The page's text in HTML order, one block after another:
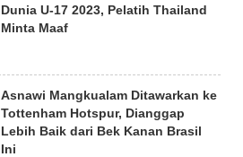
Dunia U-17 2023, Pelatih Thailand
Minta Maaf
Asnawi Mangkualam Ditawarkan ke
Tottenham Hotspur, Dianggap
Lebih Baik dari Bek Kanan Brasil
Ini